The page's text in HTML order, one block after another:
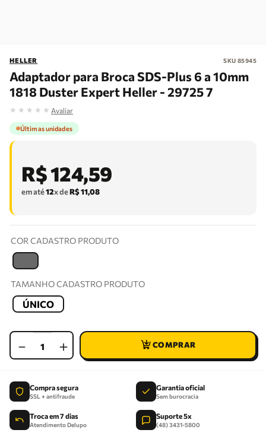
HELLER SKU 85945
Adaptador para Broca SDS-Plus 6 a 10mm
1818 Duster Expert Heller - 29725 7
★ ★ ★ ★ ★ Avaliar
Últimas unidades
R$124,59
em até12x deR$11,08
COR CADASTRO PRODUTO
TAMANHO CADASTRO PRODUTO
ÚNICO
＋
－
Compra segura
SSL + antifraude
Garantia oficial
Sem burocracia
Troca em 7 dias
Atendimento Delupo
Suporte 5x
(48) 3431-5800